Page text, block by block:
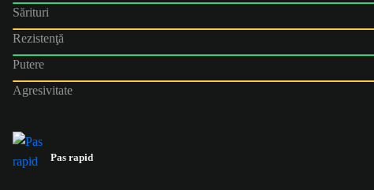
Sărituri
Rezistenţă
Putere
Agresivitate
Pas rapid